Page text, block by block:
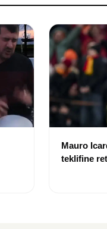
Mauro
teklifine